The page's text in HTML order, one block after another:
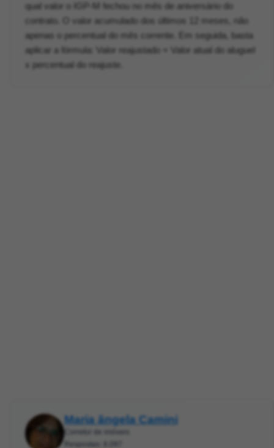
qual valor o IGP-M fechou no mês de aniversário do
contrato. O valor acumulado dos últimos 12 meses, não
apenas o percentual do mês corrente. Em seguida, basta
aplicar a fórmula: Valor reajustado = Valor atual do aluguel
x percentual do reajuste.
Maria ângela Camini